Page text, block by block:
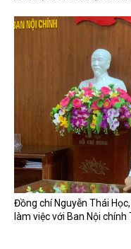
Đồng chí Nguyễn Thái
làm việc với Ban Nội chính